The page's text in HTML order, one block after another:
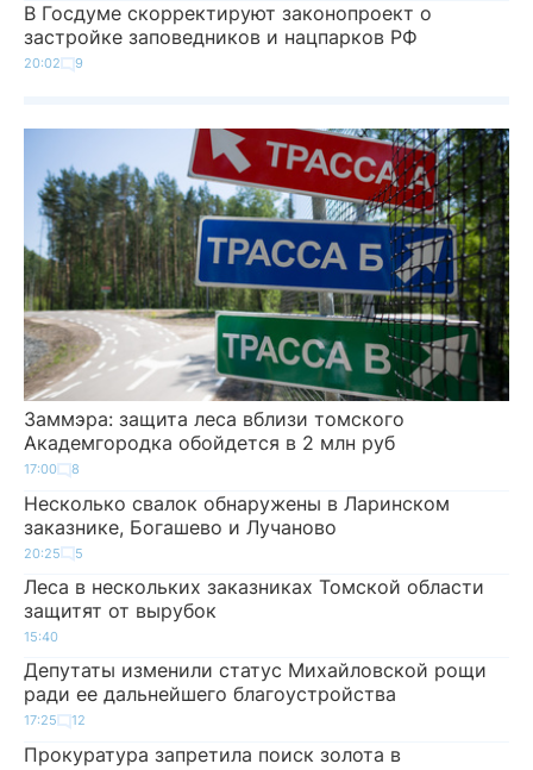
В Госдуме скорректируют законопроект о
застройке заповедников и нацпарков РФ
20:02 9
Заммэра: защита леса вблизи томского
Академгородка обойдется в 2 млн руб
17:00 8
Несколько свалок обнаружены в Ларинском
заказнике, Богашево и Лучаново
20:25 5
Леса в нескольких заказниках Томской области
защитят от вырубок
15:40
Депутаты изменили статус Михайловской рощи
ради ее дальнейшего благоустройства
17:25 12
Прокуратура запретила поиск золота в